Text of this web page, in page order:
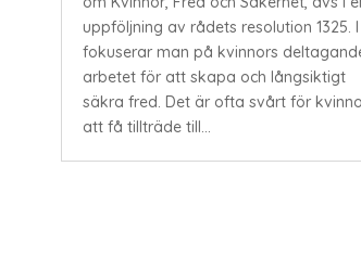
uppföljning av rådets resolution 1325.
fokuserar man på kvinnors
arbetet för att skapa och långsiktigt
säkra fred. Det är ofta svårt för
att få tillträde till...